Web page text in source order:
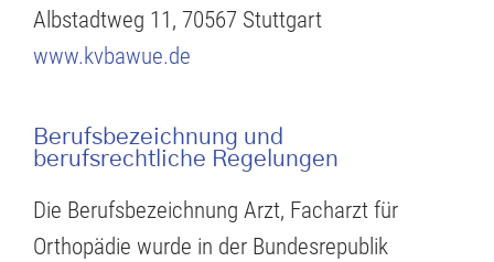
Albstadtweg 11, 70567 Stuttgart
www.kvbawue.de
Berufsbezeichnung und
berufsrechtliche Regelungen
Die Berufsbezeichnung Arzt, Facharzt für
Orthopädie wurde in der Bundesrepublik